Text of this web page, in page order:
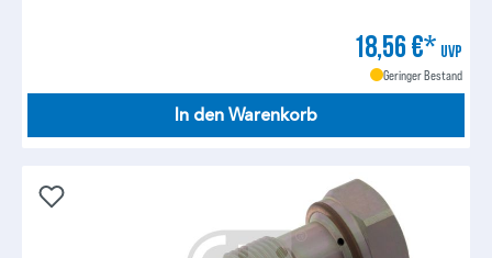
18,56 €* UVP
Geringer Bestand
In den Warenkorb